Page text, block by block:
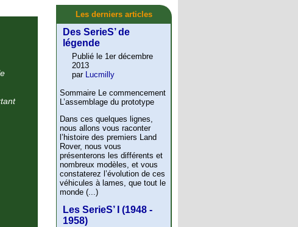
Les derniers articles
Des SerieS’ de
légende
Publié le 1er décembre
2013
par
Lucmilly
Sommaire Le commencement
L’assemblage du prototype
Dans ces quelques lignes,
nous allons vous raconter
l’histoire des premiers Land
Rover, nous vous
présenterons les différents et
nombreux modèles, et vous
constaterez l’évolution de ces
véhicules à lames, que tout le
monde (...)
Les SerieS’ I (1948 -
1958)